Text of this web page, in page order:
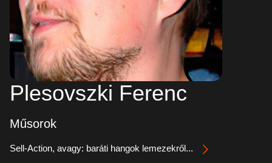
Plesovszki Ferenc
Műsorok
Sell-Action, avagy: baráti hangok lemezekről...